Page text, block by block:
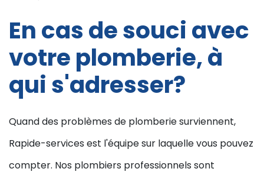
En cas de souci avec
votre plomberie, à
qui s'adresser?
Quand des problèmes de plomberie surviennent,
Rapide-services est l'équipe sur laquelle vous pouvez
compter. Nos plombiers professionnels sont